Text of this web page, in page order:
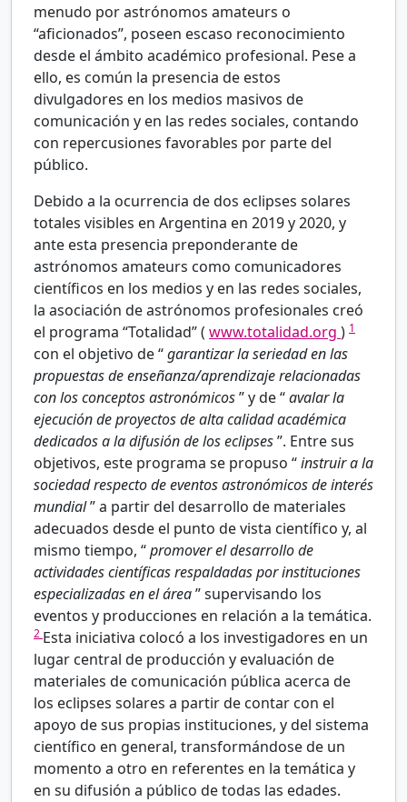
menudo por astrónomos amateurs o
“aficionados”, poseen escaso reconocimiento
desde el ámbito académico profesional. Pese a
ello, es común la presencia de estos
divulgadores en los medios masivos de
comunicación y en las redes sociales, contando
con repercusiones favorables por parte del
público.
Debido a la ocurrencia de dos eclipses solares
totales visibles en Argentina en 2019 y 2020, y
ante esta presencia preponderante de
astrónomos amateurs como comunicadores
científicos en los medios y en las redes sociales,
la asociación de astrónomos profesionales creó
el programa “Totalidad” ( www.totalidad.org ) 1
con el objetivo de “garantizar la seriedad en las
propuestas de enseñanza/aprendizaje relacionadas
con los conceptos astronómicos” y de “avalar la
ejecución de proyectos de alta calidad académica
dedicados a la difusión de los eclipses”. Entre sus
objetivos, este programa se propuso “instruir a la
sociedad respecto de eventos astronómicos de interés
mundial” a partir del desarrollo de materiales
adecuados desde el punto de vista científico y, al
mismo tiempo, “promover el desarrollo de
actividades científicas respaldadas por instituciones
especializadas en el área” supervisando los
eventos y producciones en relación a la temática.
2 Esta iniciativa colocó a los investigadores en un
lugar central de producción y evaluación de
materiales de comunicación pública acerca de
los eclipses solares a partir de contar con el
apoyo de sus propias instituciones, y del sistema
científico en general, transformándose de un
momento a otro en referentes en la temática y
en su difusión a público de todas las edades.